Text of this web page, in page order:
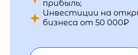
прибыль;
Инвестиции на
бизнеса от 50 000₽